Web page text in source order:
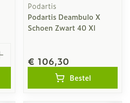
Podartis
Podartis Deambulo X
Schoen Zwart 40 Xl
€ 106,30
Bestel